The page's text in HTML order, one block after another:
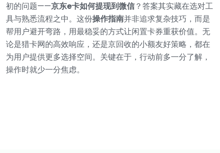
初的问题——京东e卡如何提现到微信？答案其实藏在选对工
具与熟悉流程之中。这份操作指南并非追求复杂技巧，而是
帮用户避开弯路，用最稳妥的方式让闲置卡券重获价值。无
论是猎卡网的高效响应，还是京回收的小额友好策略，都在
为用户提供更多选择空间。关键在于，行动前多一分了解，
操作时就少一分焦虑。